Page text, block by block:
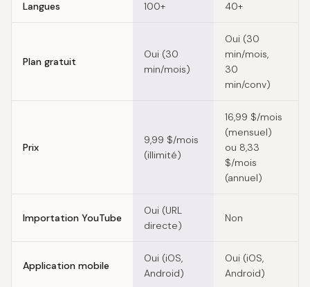
Langues 100+ 40+
Plan gratuit
Oui (30
min/mois)
Oui (30
min/mois,
30
min/conv)
Prix
9,99 $/mois
(illimité)
16,99 $/mois
(mensuel)
ou 8,33
$/mois
(annuel)
Importation YouTube
Oui (URL
directe)
Non
Application mobile
Oui (iOS,
Android)
Oui (iOS,
Android)